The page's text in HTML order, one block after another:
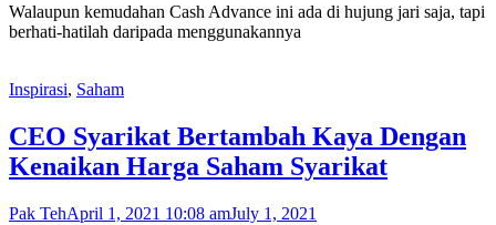
Walaupun kemudahan Cash Advance ini ada di hujung jari saja, tapi
berhati-hatilah daripada menggunakannya
Inspirasi, Saham
CEO Syarikat Bertambah Kaya Dengan
Kenaikan Harga Saham Syarikat
Pak TehApril 1, 2021 10:08 amJuly 1, 2021